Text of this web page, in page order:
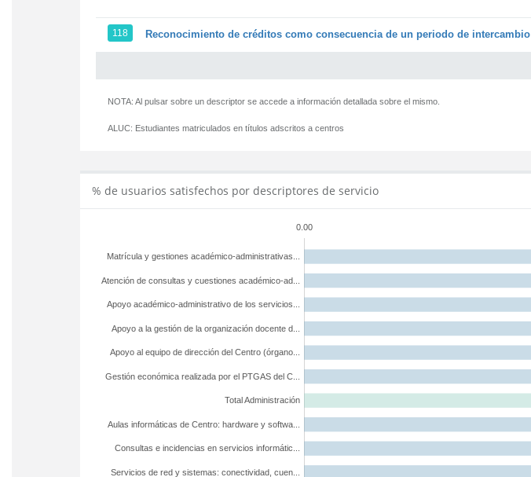
118 Reconocimiento de créditos como consecuencia de un periodo de intercambio
NOTA: Al pulsar sobre un descriptor se accede a información detallada sobre el mismo.
ALUC: Estudiantes matriculados en títulos adscritos a centros
% de usuarios satisfechos por descriptores de servicio
0.00
Servicios de red y sistemas: conectividad, cuen...
Consultas e incidencias en servicios informátic...
Aulas informáticas de Centro: hardware y softwa...
Total Administración
Gestión económica realizada por el PTGAS del C...
Apoyo al equipo de dirección del Centro (órgano...
Apoyo a la gestión de la organización docente d...
Apoyo académico-administrativo de los servicios...
Atención de consultas y cuestiones académico-ad...
Matrícula y gestiones académico-administrativas...